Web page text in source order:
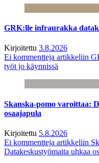
GRK:lle infraurakka
Kirjoitettu 3.8.2026
Ei kommentteja artikkeliin
työt jo käynnissä
Skanska-pomo varoittaa:
osaajapula
Kirjoitettu 5.8.2026
Ei kommentteja artikkeliin
Datakeskustyömaita uhkaa